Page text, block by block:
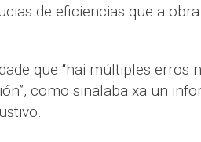
de eficiencias que a
que “hai múltiples erros
como sinalaba xa un